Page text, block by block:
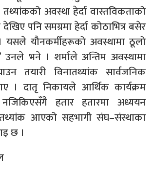
अवस्था हेर्दा वास्तविकताको
पनि समग्रमा हेर्दा कोठाभित्र बसेर
यसले यौनकर्मीहरूको अवस्थामा ठूलो
उनले भने । शर्माले अन्तिम अवस्थामा
तयारी विनातथ्यांक सार्वजनिक
। दातृ निकायले आर्थिक कार्यक्रम
हतार हतारमा अध्ययन
आएको सहभागी संघ–संस्थाका
छ ।